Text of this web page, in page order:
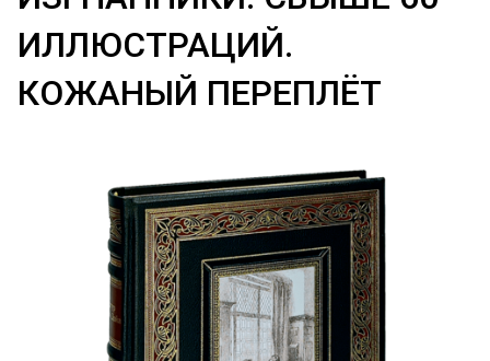
ИЛЛЮСТРАЦИЙ.
КОЖАНЫЙ ПЕРЕПЛЁТ